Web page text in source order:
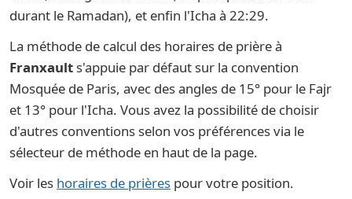
durant le Ramadan), et enfin l'Icha à 22:29.
La méthode de calcul des horaires de prière à
Franxault s'appuie par défaut sur la convention
Mosquée de Paris, avec des angles de 15° pour le Fajr
et 13° pour l'Icha. Vous avez la possibilité de choisir
d'autres conventions selon vos préférences via le
sélecteur de méthode en haut de la page.
Voir les horaires de prières pour votre position.